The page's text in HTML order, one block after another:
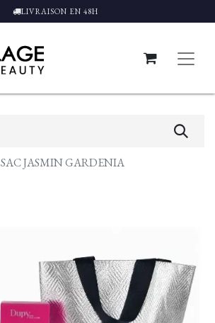
LIVRAISON EN 48H
SAC JASMIN GARDENIA